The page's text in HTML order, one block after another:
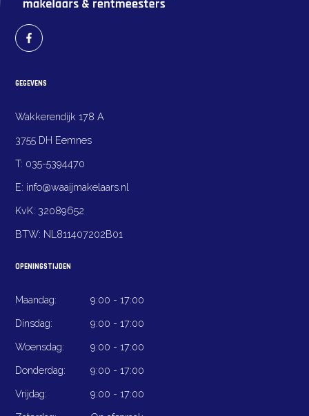
GEGEVENS
Wakkerendijk 178 A
3755 DH Eemnes
T: 035-5394470
E: info@waaijmakelaars.nl
KvK: 32089652
BTW: NL811407202B01
OPENINGSTIJDEN
Maandag:
9:00 - 17:00
Dinsdag:
9:00 - 17:00
Woensdag:
9:00 - 17:00
Donderdag:
9:00 - 17:00
Vrijdag:
9:00 - 17:00